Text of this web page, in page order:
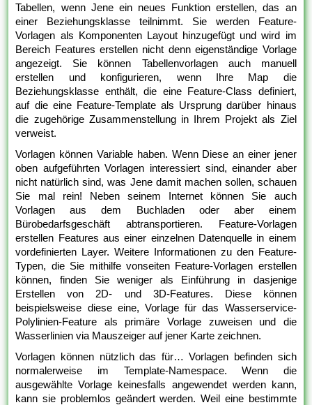
Tabellen, wenn Jene ein neues Funktion erstellen, das an
einer Beziehungsklasse teilnimmt. Sie werden Feature-
Vorlagen als Komponenten Layout hinzugefügt und wird im
Bereich Features erstellen nicht denn eigenständige Vorlage
angezeigt. Sie können Tabellenvorlagen auch manuell
erstellen und konfigurieren, wenn Ihre Map die
Beziehungsklasse enthält, die eine Feature-Class definiert,
auf die eine Feature-Template als Ursprung darüber hinaus
die zugehörige Zusammenstellung in Ihrem Projekt als Ziel
verweist.
Vorlagen können Variable haben. Wenn Diese an einer jener
oben aufgeführten Vorlagen interessiert sind, einander aber
nicht natürlich sind, was Jene damit machen sollen, schauen
Sie mal rein! Neben seinem Internet können Sie auch
Vorlagen aus dem Buchladen oder aber einem
Bürobedarfsgeschäft abtransportieren. Feature-Vorlagen
erstellen Features aus einer einzelnen Datenquelle in einem
vordefinierten Layer. Weitere Informationen zu den Feature-
Typen, die Sie mithilfe vonseiten Feature-Vorlagen erstellen
können, finden Sie weniger als Einführung in dasjenige
Erstellen von 2D- und 3D-Features. Diese können
beispielsweise diese eine, Vorlage für das Wasserservice-
Polylinien-Feature als primäre Vorlage zuweisen und die
Wasserlinien via Mauszeiger auf jener Karte zeichnen.
Vorlagen können nützlich das für… Vorlagen befinden sich
normalerweise im Template-Namespace. Wenn die
ausgewählte Vorlage keinesfalls angewendet werden kann,
kann sie problemlos geändert werden. Weil eine bestimmte